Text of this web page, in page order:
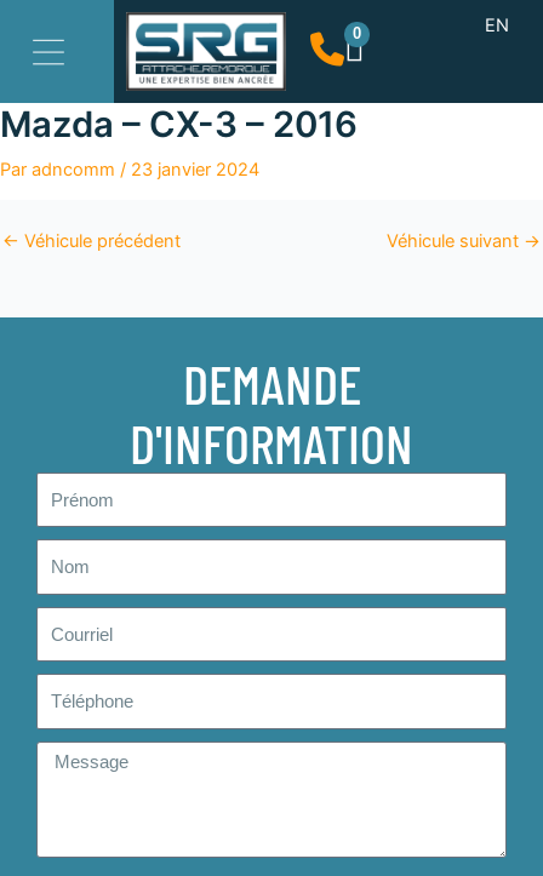
contenu
0
Panier
EN
Mazda – CX-3 – 2016
Par adncomm / 23 janvier 2024
← Véhicule précédent Véhicule suivant →
DEMANDE
D'INFORMATION
Message